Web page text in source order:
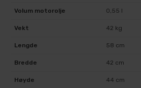
Volum motorolje 0,55 l
Vekt 42 kg
Lengde 58 cm
Bredde 42 cm
Høyde 44 cm